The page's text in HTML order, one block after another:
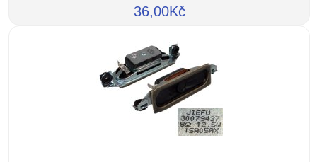
36,00Kč